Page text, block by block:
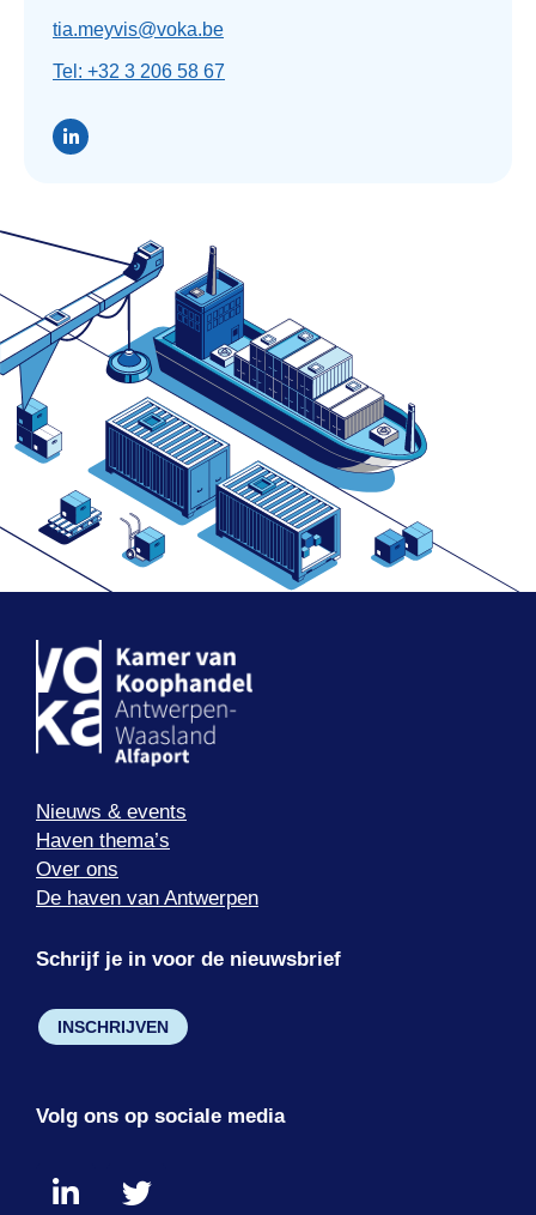
tia.meyvis@voka.be
Tel: +32 3 206 58 67
Nieuws & events
Haven thema’s
Over ons
De haven van Antwerpen
Schrijf je in voor de nieuwsbrief
INSCHRIJVEN
Volg ons op sociale media